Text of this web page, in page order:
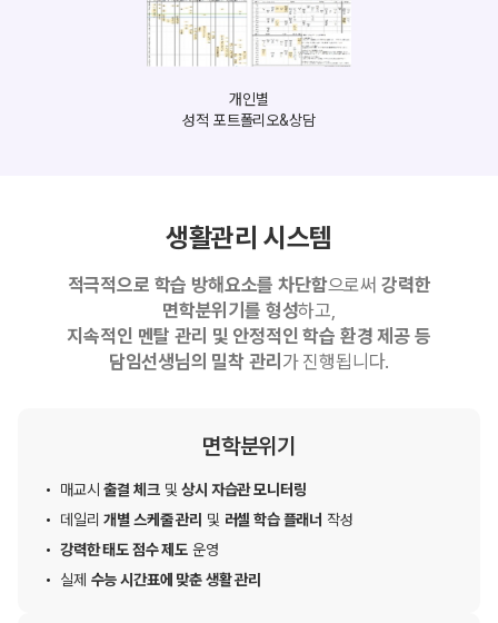
개인별
성적 포트폴리오&상담
생활관리 시스템
적극적으로 학습 방해요소를 차단함으로써 강력한
면학분위기를 형성하고,
지속적인 멘탈 관리 및 안정적인 학습 환경 제공 등
담임선생님의 밀착 관리 가 진행됩니다.
면학분위기
매교시출결 체크및상시 자습관 모니터링
데일리개별 스케줄 관리 및 러셀 학습 플래너 작성
강력한 태도 점수 제도 운영
실제 수능 시간표에 맞춘생활 관리